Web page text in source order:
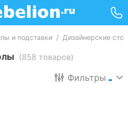
и подставки / Дизайнерские
(858 товаров)
Фильтры